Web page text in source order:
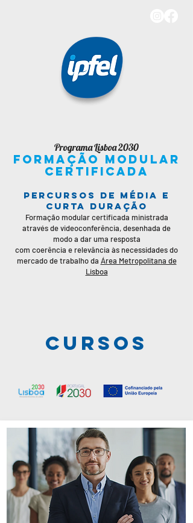
Programa Lisboa 2030
FORMAÇÃO modular
certificada
PERCURSOS DE MÉDIA E
CURTA DURAÇÃO
Formação modular certificada ministrada
através de videoconferência, desenhada de
modo a dar uma resposta
com coerência e relevância às necessidades do
mercado de trabalho da Área Metropolitana de
Lisboa
CURSOS